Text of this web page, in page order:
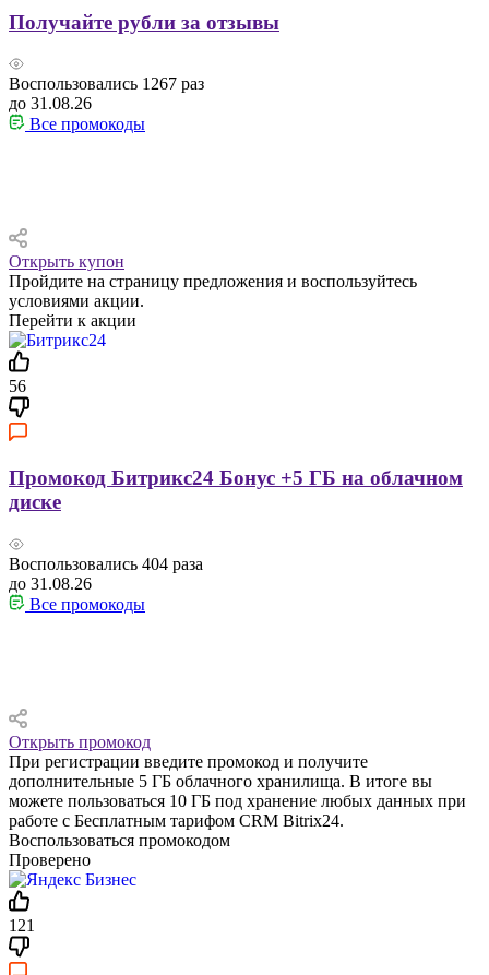
Получайте рубли за отзывы
Воспользовались 1267 раз
до 31.08.26
Все промокоды
Открыть купон
Пройдите на страницу предложения и воспользуйтесь
условиями акции.
Перейти к акции
56
Промокод Битрикс24 Бонус +5 ГБ на облачном
диске
Воспользовались 404 раза
до 31.08.26
Все промокоды
Открыть промокод
При регистрации введите промокод и получите
дополнительные 5 ГБ облачного хранилища. В итоге вы
можете пользоваться 10 ГБ под хранение любых данных при
работе с Бесплатным тарифом CRM Bitrix24.
Воспользоваться промокодом
Проверено
121